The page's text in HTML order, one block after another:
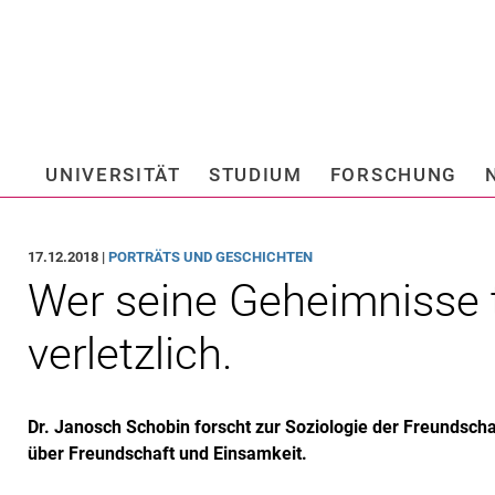
Springe direkt zu:
UNIVERSITÄT STUDIUM FORSCHUNG
17.12.2018 |PORTRÄTS UND GESCHICHTEN
Wer seine
verletzlich.
Dr. Janosch Schobin forscht zur Soziologie der
über Freundschaft und Einsamkeit.